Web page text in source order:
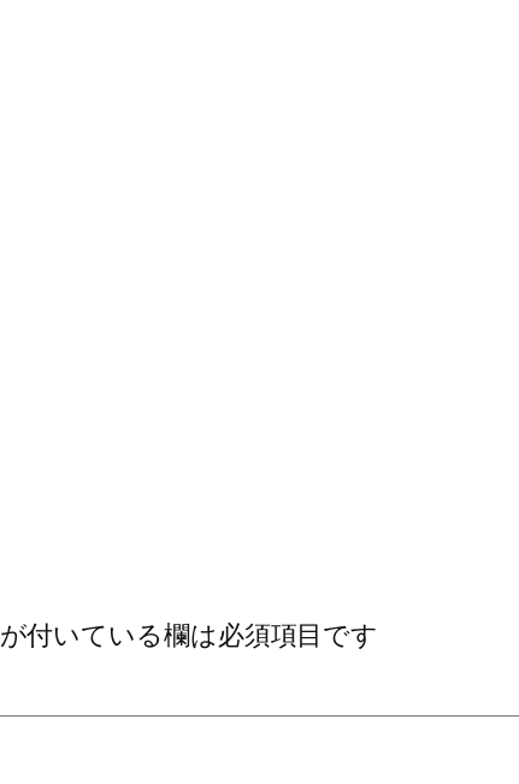
が付いている欄は必須項目です